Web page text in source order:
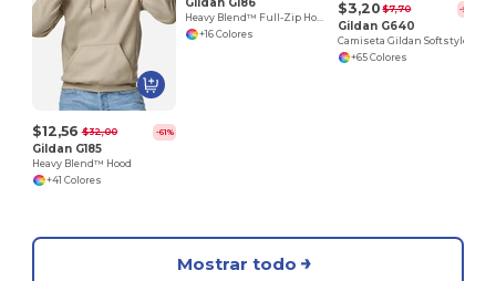
$12,56 $32,00 -61%
Gildan G185
Heavy Blend™ Hood
+41 Colores
Gildan G186
Heavy Blend™ Full-Zip Hood
+16 Colores
$3,20 $7,70 -58%
Gildan G640
+65 Colores
Mostrar todo